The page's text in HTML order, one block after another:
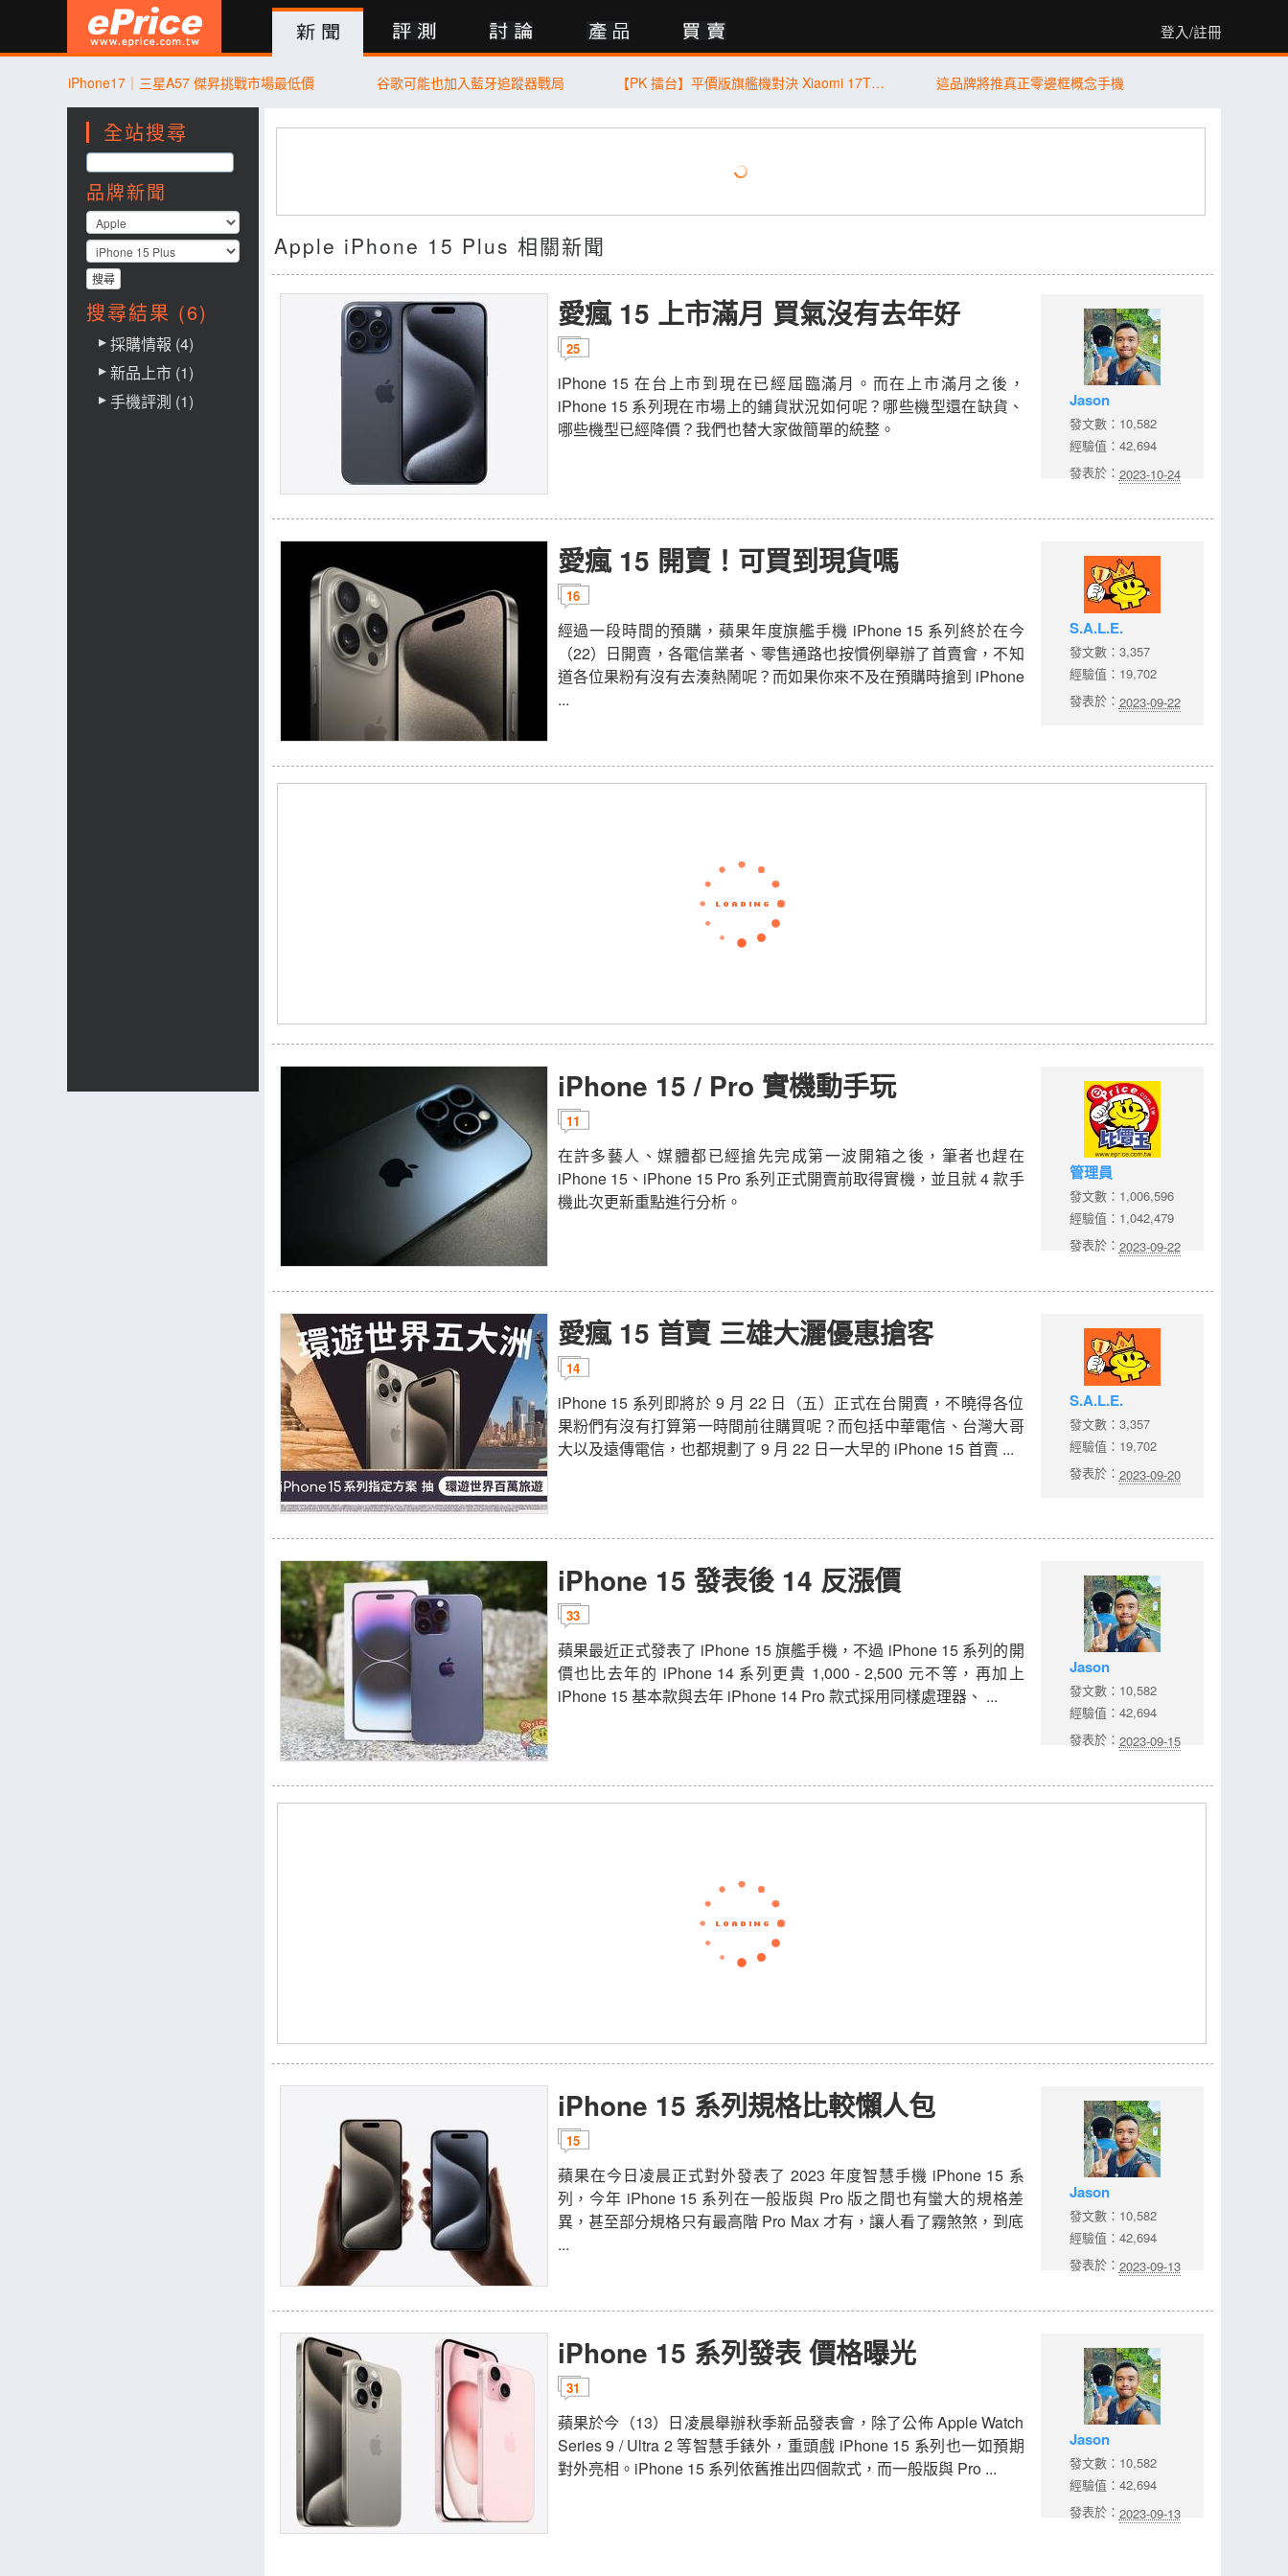
登入/註冊
評測 討論 產品 買賣 登入 行動版
iPhone17｜三星A57 傑昇挑戰市場最低價 谷歌可能也加入藍牙追蹤器戰局 【PK 擂台】平價版旗艦機對決 Xiaomi 17T Pro V.S. vivo X300 FE 這品牌將推真正零邊框概念手機
全站搜尋
品牌新聞
搜尋結果 (6)
採購情報 (4)
新品上市 (1)
手機評測 (1)
Apple iPhone 15 Plus 相關新聞
愛瘋 15 上市滿月 買氣沒有去年好
Jason
發文數：10,582
經驗值：42,694
發表於： 2023-10-24
25
iPhone 15 在台上市到現在已經屆臨滿月。而在上市滿月之後，
iPhone 15 系列現在市場上的鋪貨狀況如何呢？哪些機型還在缺貨、
哪些機型已經降價？我們也替大家做簡單的統整。
愛瘋 15 開賣！可買到現貨嗎
S.A.L.E.
發文數：3,357
經驗值：19,702
發表於： 2023-09-22
16
經過一段時間的預購，蘋果年度旗艦手機 iPhone 15 系列終於在今
（22）日開賣，各電信業者、零售通路也按慣例舉辦了首賣會，不知
道各位果粉有沒有去湊熱鬧呢？而如果你來不及在預購時搶到 iPhone
...
iPhone 15 / Pro 實機動手玩
管理員
發文數：1,006,596
經驗值：1,042,479
發表於： 2023-09-22
11
在許多藝人、媒體都已經搶先完成第一波開箱之後，筆者也趕在
iPhone 15、iPhone 15 Pro 系列正式開賣前取得實機，並且就 4 款手
機此次更新重點進行分析。
愛瘋 15 首賣 三雄大灑優惠搶客
S.A.L.E.
發文數：3,357
經驗值：19,702
發表於： 2023-09-20
14
iPhone 15 系列即將於 9 月 22 日（五）正式在台開賣，不曉得各位
果粉們有沒有打算第一時間前往購買呢？而包括中華電信、台灣大哥
大以及遠傳電信，也都規劃了 9 月 22 日一大早的 iPhone 15 首賣 ...
iPhone 15 發表後 14 反漲價
Jason
發文數：10,582
經驗值：42,694
發表於： 2023-09-15
33
蘋果最近正式發表了 iPhone 15 旗艦手機，不過 iPhone 15 系列的開
價也比去年的 iPhone 14 系列更貴 1,000 - 2,500 元不等，再加上
iPhone 15 基本款與去年 iPhone 14 Pro 款式採用同樣處理器、 ...
iPhone 15 系列規格比較懶人包
Jason
發文數：10,582
經驗值：42,694
發表於： 2023-09-13
15
蘋果在今日凌晨正式對外發表了 2023 年度智慧手機 iPhone 15 系
列，今年 iPhone 15 系列在一般版與 Pro 版之間也有蠻大的規格差
異，甚至部分規格只有最高階 Pro Max 才有，讓人看了霧煞煞，到底
...
iPhone 15 系列發表 價格曝光
Jason
發文數：10,582
經驗值：42,694
發表於： 2023-09-13
31
蘋果於今（13）日凌晨舉辦秋季新品發表會，除了公佈 Apple Watch
Series 9 / Ultra 2 等智慧手錶外，重頭戲 iPhone 15 系列也一如預期
對外亮相。iPhone 15 系列依舊推出四個款式，而一般版與 Pro ...